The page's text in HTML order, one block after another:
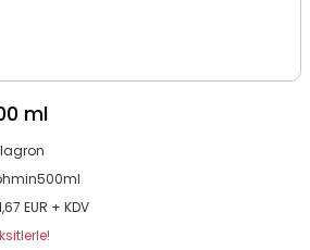
ml
EUR + KDV